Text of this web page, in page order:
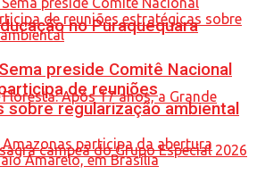
no Puraquequara
preside Comitê Nacional
de reuniões
sobre regularização ambiental